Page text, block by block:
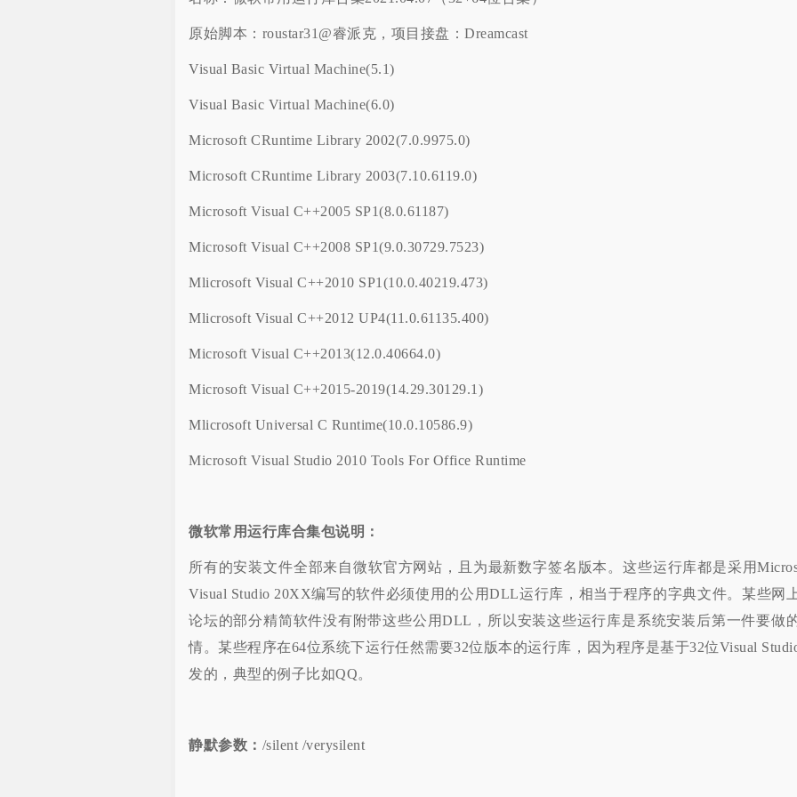
原始脚本：roustar31@睿派克，项目接盘：Dreamcast
Visual Basic Virtual Machine(5.1)
Visual Basic Virtual Machine(6.0)
Microsoft CRuntime Library 2002(7.0.9975.0)
Microsoft CRuntime Library 2003(7.10.6119.0)
Microsoft Visual C++2005 SP1(8.0.61187)
Microsoft Visual C++2008 SP1(9.0.30729.7523)
Mlicrosoft Visual C++2010 SP1(10.0.40219.473)
Mlicrosoft Visual C++2012 UP4(11.0.61135.400)
Microsoft Visual C++2013(12.0.40664.0)
Microsoft Visual C++2015-2019(14.29.30129.1)
Mlicrosoft Universal C Runtime(10.0.10586.9)
Microsoft Visual Studio 2010 Tools For Office Runtime
微软常用运行库合集包说明：
所有的安装文件全部来自微软官方网站，且为最新数字签名版本。这些运行库都是采用
Visual Studio 20XX编写的软件必须使用的公用DLL运行库，相当于程序的字典文件。某些网
论坛的部分精简软件没有附带这些公用DLL，所以安装这些运行库是系统安装后第一件要做
情。某些程序在64位系统下运行任然需要32位版本的运行库，因为程序是基于32位Visual
发的，典型的例子比如QQ。
静默参数： /silent /verysilent